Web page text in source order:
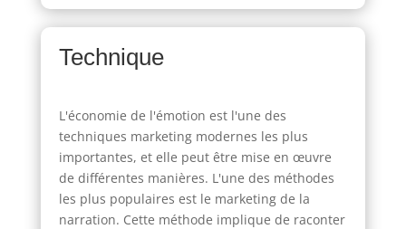
Technique
L'économie de l'émotion est l'une des
techniques marketing modernes les plus
importantes, et elle peut être mise en œuvre
de différentes manières. L'une des méthodes
les plus populaires est le marketing de la
narration. Cette méthode implique de raconter